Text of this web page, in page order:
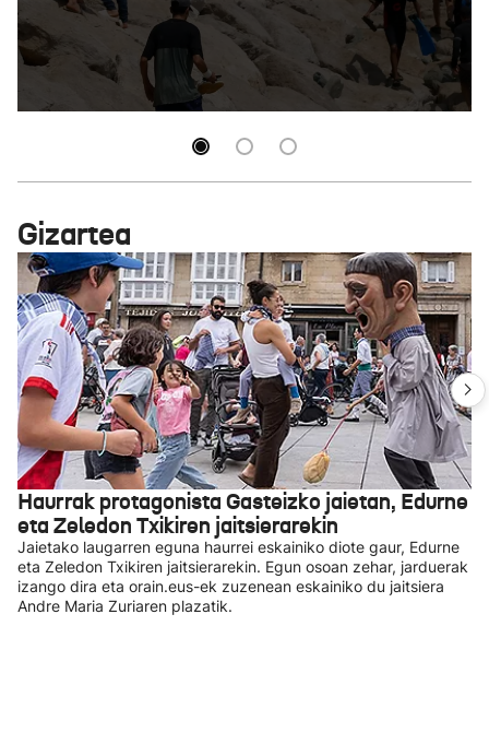
Gizartea
Haurrak protagonista Gasteizko jaietan, Edurne
eta Zeledon Txikiren jaitsierarekin
Jaietako laugarren eguna haurrei eskainiko diote gaur, Edurne
eta Zeledon Txikiren jaitsierarekin. Egun osoan zehar, jarduerak
izango dira eta orain.eus-ek zuzenean eskainiko du jaitsiera
Andre Maria Zuriaren plazatik.